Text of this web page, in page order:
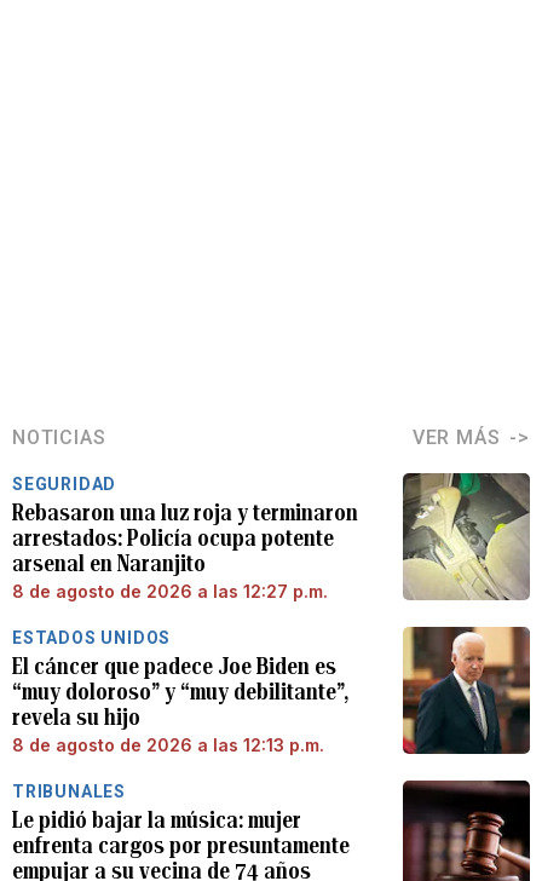
NOTICIAS VER MÁS
SEGURIDAD
Rebasaron una luz roja y terminaron
arrestados: Policía ocupa potente
arsenal en Naranjito
8 de agosto de 2026 a las 12:27 p.m.
ESTADOS UNIDOS
El cáncer que padece Joe Biden es
“muy doloroso” y “muy debilitante”,
revela su hijo
8 de agosto de 2026 a las 12:13 p.m.
TRIBUNALES
Le pidió bajar la música: mujer
enfrenta cargos por presuntamente
empujar a su vecina de 74 años